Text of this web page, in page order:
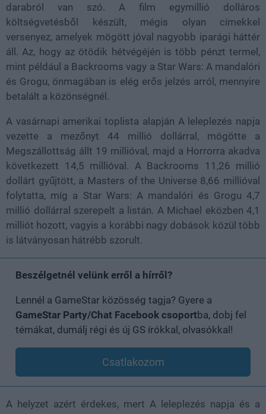
darabról van szó. A film egymillió dolláros
költségvetésből készült, mégis olyan címekkel
versenyez, amelyek mögött jóval nagyobb iparági háttér
áll. Az, hogy az ötödik hétvégéjén is több pénzt termel,
mint például a Backrooms vagy a Star Wars: A mandalóri
és Grogu, önmagában is elég erős jelzés arról, mennyire
betalált a közönségnél.
A vasárnapi amerikai toplista alapján A leleplezés napja
vezette a mezőnyt 44 millió dollárral, mögötte a
Megszállottság állt 19 millióval, majd a Horrorra akadva
következett 14,5 millióval. A Backrooms 11,26 millió
dollárt gyűjtött, a Masters of the Universe 8,66 millióval
folytatta, míg a Star Wars: A mandalóri és Grogu 4,7
millió dollárral szerepelt a listán. A Michael eközben 4,1
milliót hozott, vagyis a korábbi nagy dobások közül több
is látványosan hátrébb szorult.
Beszélgetnél velünk erről a hírről?
Lennél a GameStar közösség tagja? Gyere a
GameStar Party/Chat Facebook csoportba, dobj fel
témákat, dumálj régi és új GS írókkal, olvasókkal!
Csatlakozom
A helyzet azért érdekes, mert A leleplezés napja és a